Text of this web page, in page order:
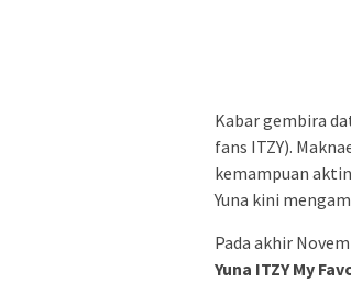
Kabar gembira
fans ITZY).
kemampuan
Yuna kini
Pada akhir
Yuna ITZY My